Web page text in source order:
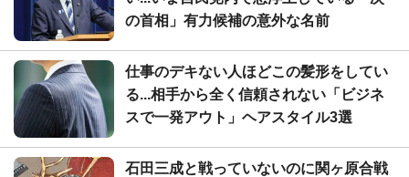
の首相」有力候補の意外な名前
仕事のデキない人ほどこの髪形をしてい
る...相手から全く信頼されない「ビジネ
スで一発アウト」ヘアスタイル3選
石田三成と戦っていないのに関ヶ原合戦